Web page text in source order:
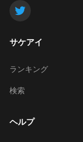
サケアイ
ランキング
検索
ヘルプ